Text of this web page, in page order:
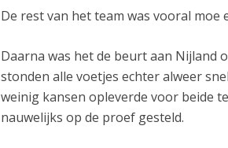
De rest van het team was vooral moe
Daarna was het de beurt aan Nijland
stonden alle voetjes echter alweer
weinig kansen opleverde voor beide
nauwelijks op de proef gesteld.